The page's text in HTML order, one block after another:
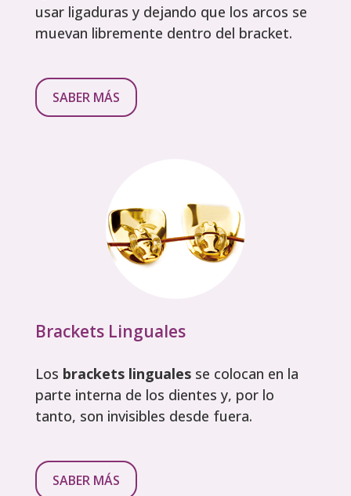
usar ligaduras y dejando que los arcos se
muevan libremente dentro del bracket.
SABER MÁS
Brackets Linguales
Los brackets lingualesse colocan en la
parte interna de los dientes y, por lo
tanto, son invisibles desde fuera.
SABER MÁS